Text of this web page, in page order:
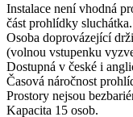
Instalace není vhodná
část prohlídky sluchátka.
Osoba doprovázející
(volnou vstupenku
Dostupná v české i
Časová náročnost
Prostory nejsou
Kapacita 15 osob.